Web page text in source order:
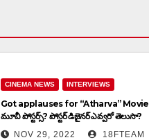
CINEMA NEWS INTERVIEWS
Got applauses for “Atharva” Movie
మూవీ పోస్టర్స్? పోస్టర్ డిజైనర్ ఎవ్వరో తెలుసా?
NOV 29, 2022 18FTEAM